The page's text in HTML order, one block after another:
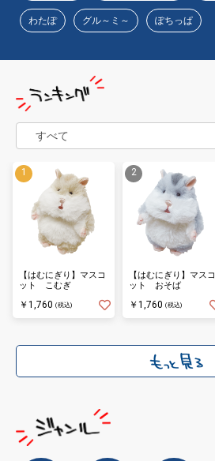
わたぽ グル～ミ～ ぽちっぱ
【はむにぎり】マスコ
ット こむぎ
￥1,760 (税込)
【はむにぎり】マスコ
ット おそば
￥1,760 (税込)
イラストレ
ーター
アダルトグ
ッズ